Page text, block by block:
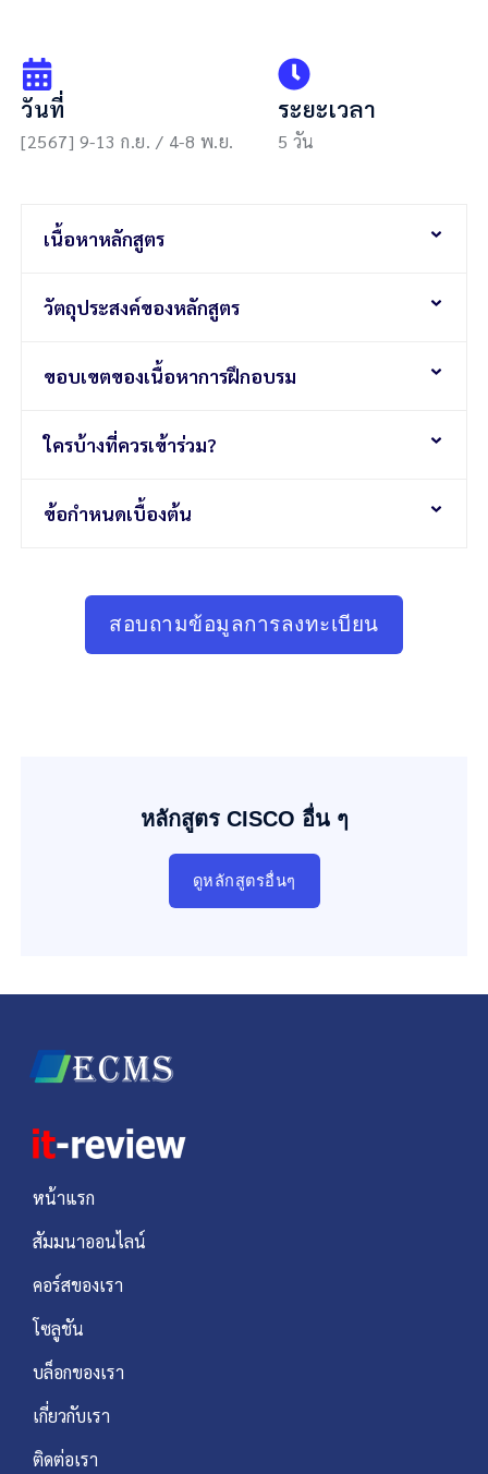
วันที่
[2567] 9-13 ก.ย. / 4-8 พ.ย.
ระยะเวลา
5 วัน
เนื้อหาหลักสูตร
วัตถุประสงค์ของหลักสูตร
ขอบเขตของเนื้อหาการฝึกอบรม
ใครบ้างที่ควรเข้าร่วม?
ข้อกำหนดเบื้องต้น
สอบถามข้อมูลการลงทะเบียน
หลักสูตร CISCO อื่น ๆ
ดูหลักสูตรอื่นๆ
หน้าแรก
สัมมนาออนไลน์
คอร์สของเรา
โซลูชัน
บล็อกของเรา
เกี่ยวกับเรา
ติดต่อเรา